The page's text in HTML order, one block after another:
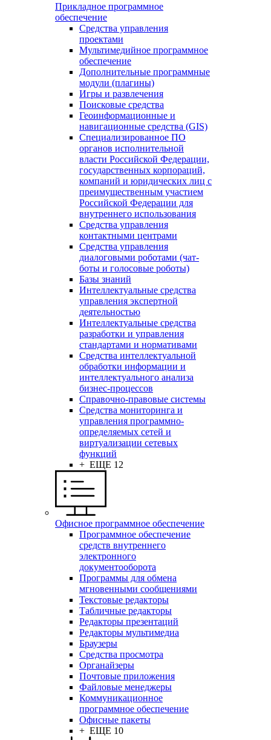
Прикладное программное
обеспечение
Средства управления
проектами
Мультимедийное программное
обеспечение
Дополнительные программные
модули (плагины)
Игры и развлечения
Поисковые средства
Геоинформационные и
навигационные средства (GIS)
Специализированное ПО
органов исполнительной
власти Российской Федерации,
государственных корпораций,
компаний и юридических лиц с
преимущественным участием
Российской Федерации для
внутреннего использования
Средства управления
контактными центрами
Средства управления
диалоговыми роботами (чат-
боты и голосовые роботы)
Базы знаний
Интеллектуальные средства
управления экспертной
деятельностью
Интеллектуальные средства
разработки и управления
стандартами и нормативами
Средства интеллектуальной
обработки информации и
интеллектуального анализа
бизнес-процессов
Справочно-правовые системы
Средства мониторинга и
управления программно-
определяемых сетей и
виртуализации сетевых
функций
+ ЕЩЕ 12
Офисное программное обеспечение
Программное обеспечение
средств внутреннего
электронного
документооборота
Программы для обмена
мгновенными сообщениями
Текстовые редакторы
Табличные редакторы
Редакторы презентаций
Редакторы мультимедиа
Браузеры
Средства просмотра
Органайзеры
Почтовые приложения
Файловые менеджеры
Коммуникационное
программное обеспечение
Офисные пакеты
+ ЕЩЕ 10